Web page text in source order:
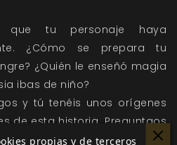
que tu personaje haya
¿Cómo se prepara tu
¿Quién le enseñó magia
ibas de niño?
y tú tenéis unos orígenes
de esta historia. Preguntaos
de vuestras familias, por
propias y de terceros